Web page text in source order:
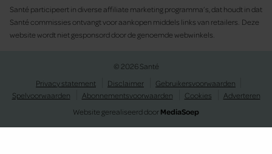
Santé participeert in diverse affiliate marketing programma’s, dat houdt in dat
Santé commissies ontvangt voor aankopen middels links van retailers. Deze
website wordt niet gesponsord door de genoemde webwinkels.
© 2026 Santé
Privacy statement
Disclaimer
Gebruikersvoorwaarden
Spelvoorwaarden
Abonnementsvoorwaarden Cookies
Adverteren
Website gerealiseerd doorMediaSoep